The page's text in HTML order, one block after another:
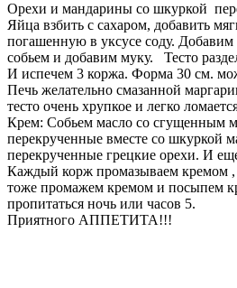
Орехи и мандарины со шкуркой
Яйца взбить с сахаром, добавить
погашенную в уксусе соду.
собьем и добавим муку. Тесто
И испечем 3 коржа. Форма 30 см.
Печь желательно смазанной
тесто очень хрупкое и легко
Крем: Собьем масло со сгущенным
перекрученные вместе со шкуркой
перекрученные грецкие орехи. И
Каждый корж промазываем кремом ,
тоже промажем кремом и посыпем
пропитаться ночь или часов 5.
Приятного АППЕТИТА!!!